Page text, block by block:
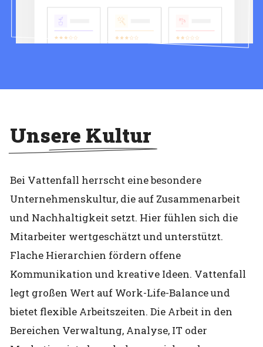
Unsere Kultur
Bei Vattenfall herrscht eine besondere
Unternehmenskultur, die auf Zusammenarbeit
und Nachhaltigkeit setzt. Hier fühlen sich die
Mitarbeiter wertgeschätzt und unterstützt.
Flache Hierarchien fördern offene
Kommunikation und kreative Ideen. Vattenfall
legt großen Wert auf Work-Life-Balance und
bietet flexible Arbeitszeiten. Die Arbeit in den
Bereichen Verwaltung, Analyse, IT oder